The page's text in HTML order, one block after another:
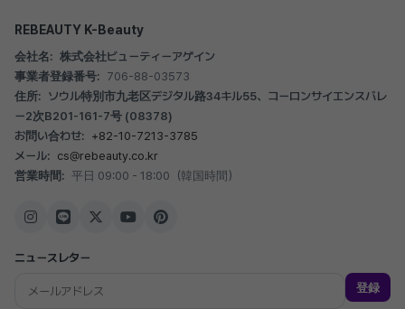
REBEAUTY K-Beauty
会社名: 株式会社ビューティーアゲイン
事業者登録番号: 706-88-03573
住所: ソウル特別市九老区デジタル路34キル55、コーロンサイエンスバレ
ー2次B201-161-7号 (08378)
お問い合わせ: +82-10-7213-3785
メール: cs@rebeauty.co.kr
営業時間: 平日 09:00 - 18:00（韓国時間）
ニュースレター
登録